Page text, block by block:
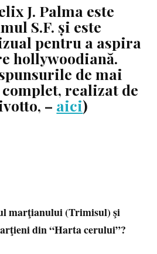
J. Palma este
S.F. și este
pentru a aspira
hollywoodiană.
de mai
realizat de
– aici)
marţianului (Trimisul) şi
din “Harta cerului”?